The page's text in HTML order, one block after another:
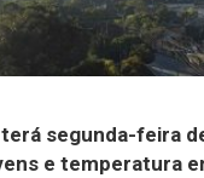
segunda-feira
e temperatura